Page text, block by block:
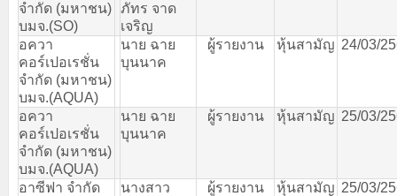
จำกัด (มหาชน)
บมจ.(SO)
ภัทร จาด
เจริญ
อควา
คอร์เปอเรชั่น
จำกัด (มหาชน)
บมจ.(AQUA)
นาย ฉาย
บุนนาค
ผู้รายงาน หุ้นสามัญ 24/03/
อควา
คอร์เปอเรชั่น
จำกัด (มหาชน)
บมจ.(AQUA)
นาย ฉาย
บุนนาค
ผู้รายงาน หุ้นสามัญ 25/03/
อาซีฟา จำกัด
นางสาว
ผู้รายงาน หุ้นสามัญ 25/03/